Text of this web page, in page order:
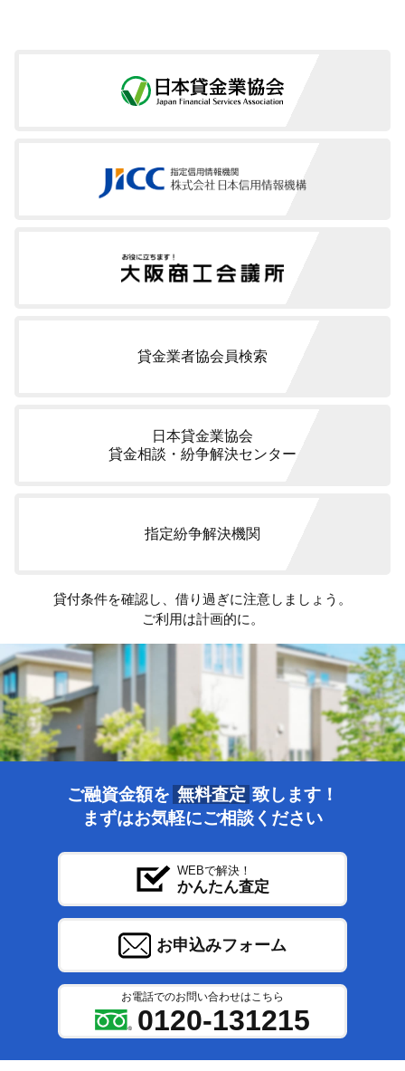
4.申込情報の他会員への提供
みに利用します。
申込者及び保証人予定者は、加盟先機関に登録されている個
人情報に係る開示請求又は当該個人情報に誤りがある場合の
6.当社が加盟する信用情報機関及び当該機関が提携する信用
報機関の名称及び連絡先は以下の通りです。
https://www.zenginkyo.or.jp/pcic/
https://www.cic.co.jp/
第2条 個人情報の利用目的について
当社は、申込者及び保証人予定者の個人情報について次の利
用目的の範囲内で適正に利用いたします。
2.当社と申込者及び保証人予定者との取引及び交渉経過その
他の事実に関する記録保存のため
3.当社の与信に係る商品及びサービスのご案内のため
4.当社内部における市場調査及び分析並びに金融商品及びサ
ービスの研究及び開発のため
第3条 個人情報の第三者への提供について
当社は、以下の範囲で個人データを第三者に提供することが
あります。
1.提供する第三者の範囲
当社の有価証券報告書に記載されている子会社及び公表して
いる提供先（注）
貸金業者協会員検索
日本貸金業協会
貸金相談・紛争解決センター
指定紛争解決機関
貸付条件を確認し、借り過ぎに注意しましょう。
ご利用は計画的に。
ご融資金額を 無料査定 致します！
まずはお気軽にご相談ください
WEBで解決！
かんたん査定
お申込みフォーム
お電話でのお問い合わせはこちら
0120-131215